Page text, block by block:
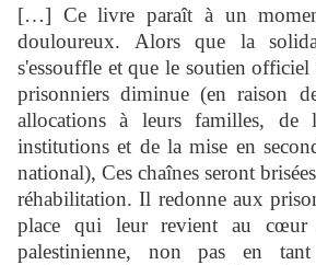
[…] Ce livre paraît à un
douloureux. Alors que la
s'essouffle et que le soutien officiel
prisonniers diminue (en raison
allocations à leurs familles, de
institutions et de la mise en
national), Ces chaînes seront
réhabilitation. Il redonne aux
place qui leur revient au cœur
palestinienne, non pas en